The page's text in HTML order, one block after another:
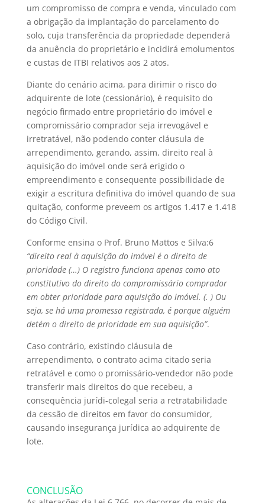
um compromisso de compra e venda, vinculado com
a obrigação da implantação do parcelamento do
solo, cuja transferência da propriedade dependerá
da anuência do proprietário e incidirá emolumentos
e custas de ITBI relativos aos 2 atos.
Diante do cenário acima, para dirimir o risco do
adquirente de lote (cessionário), é requisito do
negócio firmado entre proprietário do imóvel e
compromissário comprador seja irrevogável e
irretratável, não podendo conter cláusula de
arrependimento, gerando, assim, direito real à
aquisição do imóvel onde será erigido o
empreendimento e consequente possibilidade de
exigir a escritura definitiva do imóvel quando de sua
quitação, conforme preveem os artigos 1.417 e 1.418
do Código Civil.
Conforme ensina o Prof. Bruno Mattos e Silva:6
“direito real à aquisição do imóvel é o direito de
prioridade (…) O registro funciona apenas como ato
constitutivo do direito do compromissário comprador
em obter prioridade para aquisição do imóvel. (. ) Ou
seja, se há uma promessa registrada, é porque alguém
detém o direito de prioridade em sua aquisição”.
Caso contrário, existindo cláusula de
arrependimento, o contrato acima citado seria
retratável e como o promissário-vendedor não pode
transferir mais direitos do que recebeu, a
consequência jurídi-colegal seria a retratabilidade
da cessão de direitos em favor do consumidor,
causando insegurança jurídica ao adquirente de
lote.
CONCLUSÃO